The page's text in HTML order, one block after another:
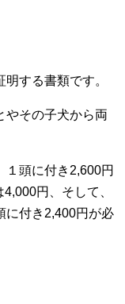
する書類です。
やその子犬から両
１頭に付き2,600円
円、そして、
に付き2,400円が必